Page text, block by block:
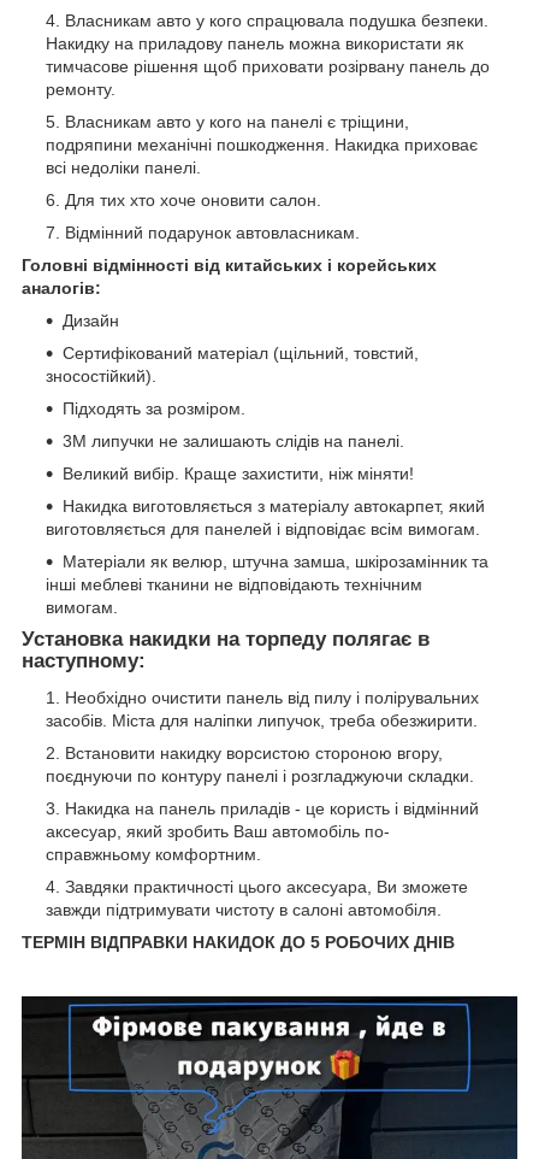
Власникам авто у кого спрацювала подушка безпеки.
Накидку на приладову панель можна використати як
тимчасове рішення щоб приховати розірвану панель до
ремонту.
Власникам авто у кого на панелі є тріщини,
подряпини механічні пошкодження. Накидка приховає
всі недоліки панелі.
Для тих хто хоче оновити салон.
Відмінний подарунок автовласникам.
Головні відмінності від китайських і корейських
аналогів:
Дизайн
Сертифікований матеріал (щільний, товстий,
зносостійкий).
Підходять за розміром.
3М липучки не залишають слідів на панелі.
Великий вибір. Краще захистити, ніж міняти!
Накидка виготовляється з матеріалу автокарпет, який
виготовляється для панелей і відповідає всім вимогам.
Матеріали як велюр, штучна замша, шкірозамінник та
інші меблеві тканини не відповідають технічним
вимогам.
Установка накидки на торпеду полягає в
наступному:
Необхідно очистити панель від пилу і полірувальних
засобів. Міста для наліпки липучок, треба обезжирити.
Встановити накидку ворсистою стороною вгору,
поєднуючи по контуру панелі і розгладжуючи складки.
Накидка на панель приладів - це користь і відмінний
аксесуар, який зробить Ваш автомобіль по-
справжньому комфортним.
Завдяки практичності цього аксесуара, Ви зможете
завжди підтримувати чистоту в салоні автомобіля.
ТЕРМІН ВІДПРАВКИ НАКИДОК ДО 5 РОБОЧИХ ДНІВ